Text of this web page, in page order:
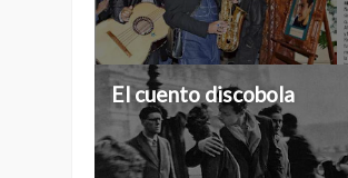
Tres grados de separación
El cuento discobola